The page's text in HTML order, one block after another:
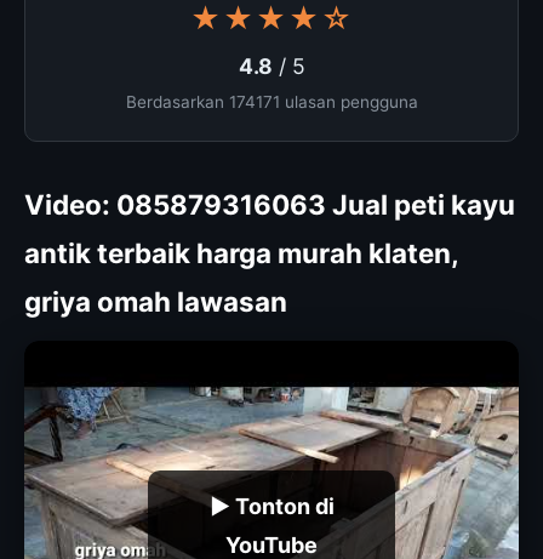
★★★★☆
4.8 / 5
Berdasarkan 174171 ulasan pengguna
Video: 085879316063 Jual peti kayu
antik terbaik harga murah klaten,
griya omah lawasan
▶ Tonton di
YouTube